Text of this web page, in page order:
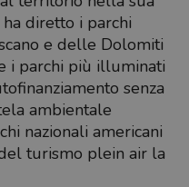
ha diretto i parchi
e delle Dolomiti
i parchi più illuminati
senza
ambientale
nazionali americani
turismo plein air la